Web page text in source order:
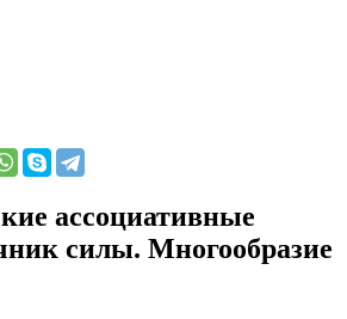
ассоциативные
силы. Многообразие